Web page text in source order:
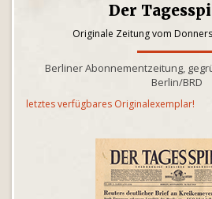
Der
Originale Zeitung vom
Berliner Abonnementzeitung,
Berlin/BRD
letztes verfügbares Originalexemplar!